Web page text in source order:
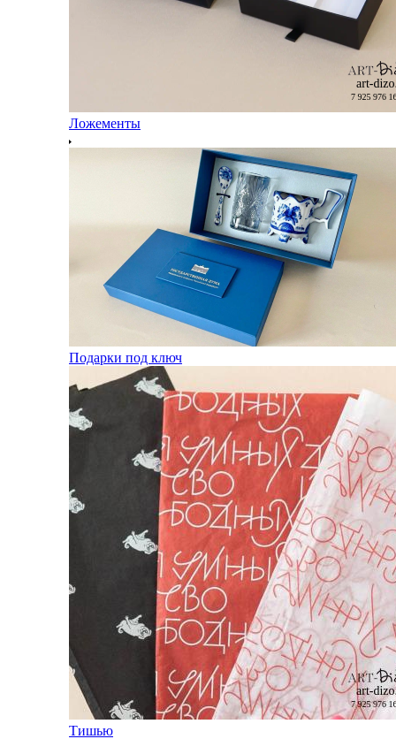
Ложементы
Подарки под ключ
Тишью